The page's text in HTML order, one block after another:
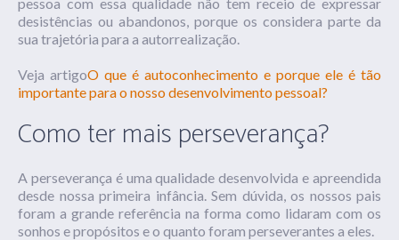
desistências ou abandonos, porque os considera parte da
sua trajetória para a autorrealização.
Veja artigoO que é autoconhecimento e porque ele é tão
importante para o nosso desenvolvimento pessoal?
Como ter mais perseverança?
A perseverança é uma qualidade desenvolvida e apreendida
desde nossa primeira infância. Sem dúvida, os nossos pais
foram a grande referência na forma como lidaram com os
sonhos e propósitos e o quanto foram perseverantes a eles.